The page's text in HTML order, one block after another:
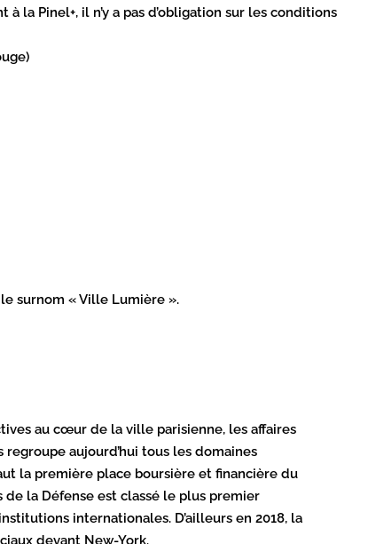
la Pinel+, il n’y a pas d’obligation sur les conditions
le surnom « Ville Lumière ».
au cœur de la ville parisienne, les affaires
regroupe aujourd’hui tous les domaines
la première place boursière et financière du
de la Défense est classé le plus premier
internationales. D’ailleurs en 2018, la
devant New-York.